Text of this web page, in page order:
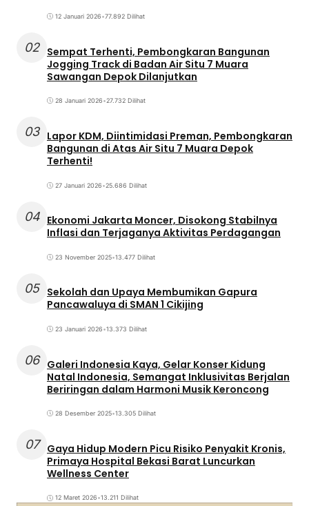
12 Januari 2026•77.892 Dilihat
02 Sempat Terhenti, Pembongkaran Bangunan
Jogging Track di Badan Air Situ 7 Muara
Sawangan Depok Dilanjutkan
28 Januari 2026•27.732 Dilihat
03 Lapor KDM, Diintimidasi Preman, Pembongkaran
Bangunan di Atas Air Situ 7 Muara Depok
Terhenti!
27 Januari 2026•25.686 Dilihat
04 Ekonomi Jakarta Moncer, Disokong Stabilnya
Inflasi dan Terjaganya Aktivitas Perdagangan
23 November 2025•13.477 Dilihat
05 Sekolah dan Upaya Membumikan Gapura
Pancawaluya di SMAN 1 Cikijing
23 Januari 2026•13.373 Dilihat
06 Galeri Indonesia Kaya, Gelar Konser Kidung
Natal Indonesia, Semangat Inklusivitas Berjalan
Beriringan dalam Harmoni Musik Keroncong
28 Desember 2025•13.305 Dilihat
07
Gaya Hidup Modern Picu Risiko Penyakit Kronis,
Primaya Hospital Bekasi Barat Luncurkan
Wellness Center
12 Maret 2026•13.211 Dilihat